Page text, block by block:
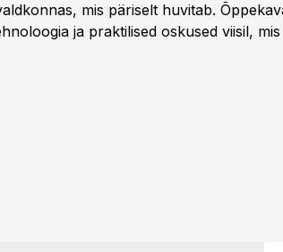
mis päriselt huvitab.
ja praktilised oskused viisil,